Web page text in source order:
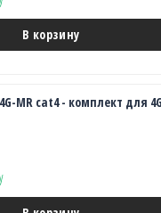
В корзину
MR cat4 - комплект для